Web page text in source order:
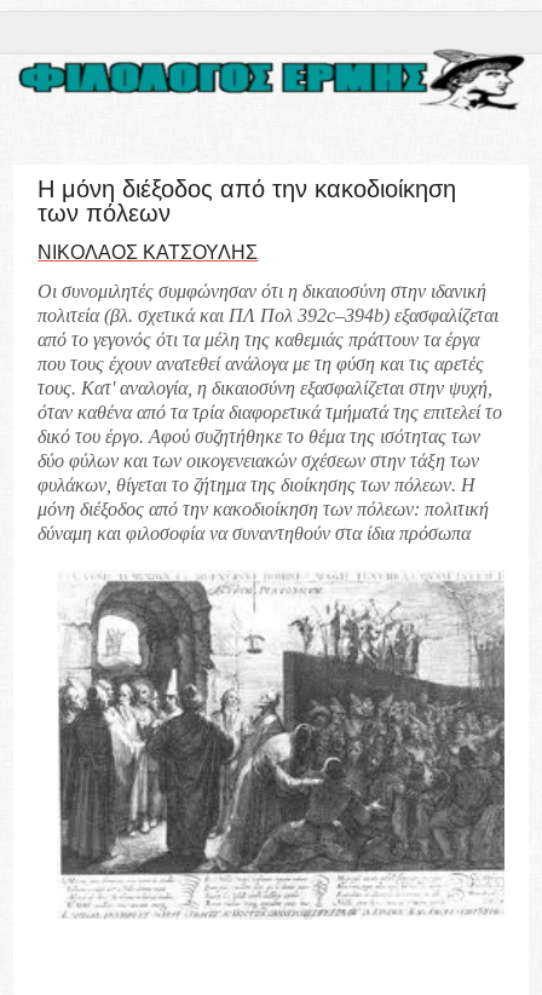
Η μόνη διέξοδος από την κακοδιοίκηση
των πόλεων
ΝΙΚΟΛΑΟΣ ΚΑΤΣΟΥΛΗΣ
Οι συνομιλητές συμφώνησαν ότι η δικαιοσύνη στην ιδανική
πολιτεία (βλ. σχετικά και ΠΛ Πολ 392c–394b) εξασφαλίζεται
από το γεγονός ότι τα μέλη της καθεμιάς πράττουν τα έργα
που τους έχουν ανατεθεί ανάλογα με τη φύση και τις αρετές
τους. Κατ' αναλογία, η δικαιοσύνη εξασφαλίζεται στην ψυχή,
όταν καθένα από τα τρία διαφορετικά τμήματά της επιτελεί το
δικό του έργο. Αφού συζητήθηκε το θέμα της ισότητας των
δύο φύλων και των οικογενειακών σχέσεων στην τάξη των
φυλάκων, θίγεται το ζήτημα της διοίκησης των πόλεων. Η
μόνη διέξοδος από την κακοδιοίκηση των πόλεων: πολιτική
δύναμη και φιλοσοφία να συναντηθούν στα ίδια πρόσωπα